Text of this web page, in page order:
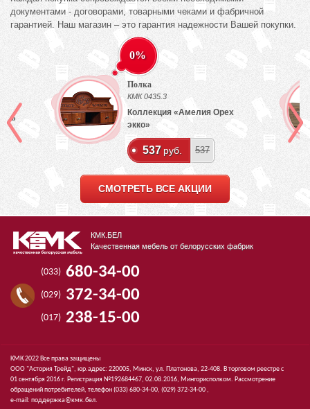
документами - договорами, товарными чеками и фабричной
гарантией. Наш магазин – это гарантия надежности Вашей покупки.
0%
Полка
КМК 0435.3
Коллекция «Амелия Орех
экко»
537 руб. 537
СМОТРЕТЬ ВСЕ АКЦИИ
КМК.БЕЛ
Качественная мебель от белорусских фабрик
(033) 680-34-00
(029) 372-34-00
(017) 238-15-00
КМК 2022 Все права защищены
ООО "Астория Трейд", юр.адрес: 220005, Минск, ул. Платонова, 22-408. В торговом реестре с
01 сентября 2016 г. Регистрация №192684467, 02.08.2016, Мингорисполком. Рассмотрение
обращений потребителей, телефон(033)680-34-00, (029)372-34-00 ,
e-mail: поддержка@кмк.бел.